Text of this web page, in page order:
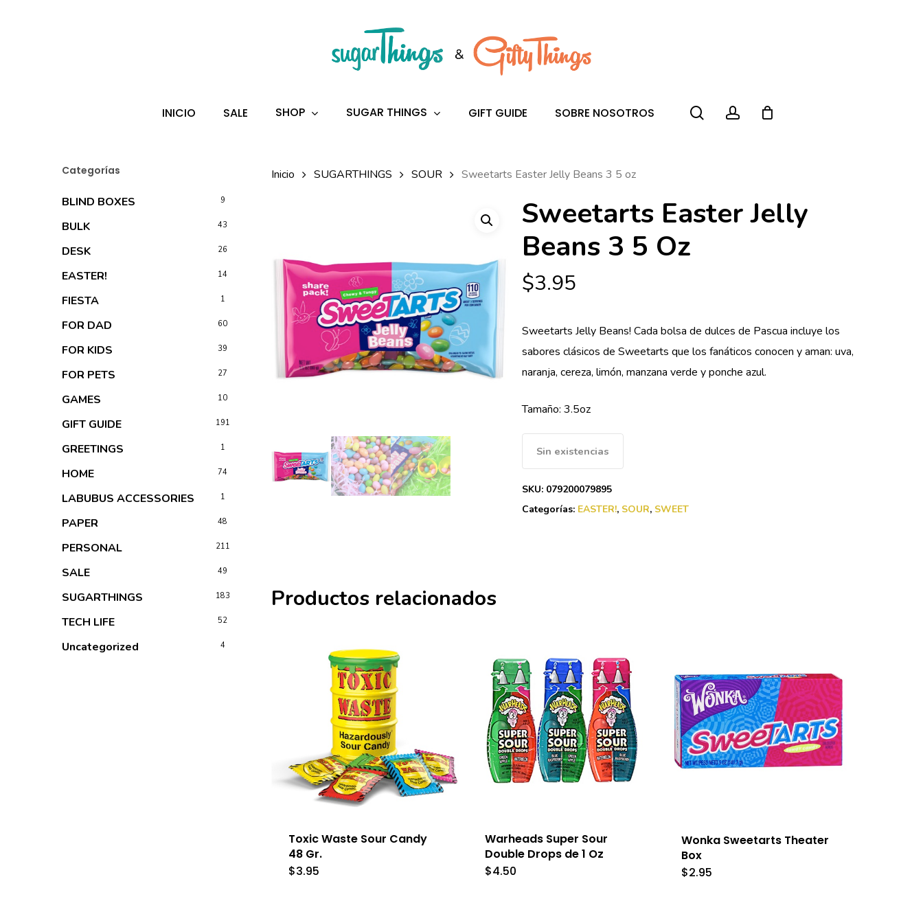
INICIO SALE SHOP SUGAR THINGS GIFT GUIDE SOBRE NOSOTROS searchaccount
Categorías
BLIND BOXES 9
BULK 43
DESK 26
EASTER! 14
FIESTA 1
FOR DAD 60
FOR KIDS 39
FOR PETS 27
GAMES 10
GIFT GUIDE 191
GREETINGS 1
HOME 74
LABUBUS ACCESSORIES 1
PAPER 48
PERSONAL 211
SALE 49
SUGARTHINGS 183
TECH LIFE 52
Uncategorized 4
Inicio SUGARTHINGS SOUR Sweetarts Easter Jelly Beans 3 5 oz
Sweetarts Easter Jelly
Beans 3 5 Oz
$3.95
Sweetarts Jelly Beans! Cada bolsa de dulces de Pascua incluye los
sabores clásicos de Sweetarts que los fanáticos conocen y aman: uva,
naranja, cereza, limón, manzana verde y ponche azul.
Tamaño: 3.5oz
Sin existencias
SKU: 079200079895
Categorías: EASTER!, SOUR, SWEET
Productos relacionados
Toxic Waste Sour Candy
48 Gr.
$3.95
Warheads Super Sour
Double Drops de 1 Oz
$4.50
Wonka Sweetarts Theater
Box
$2.95